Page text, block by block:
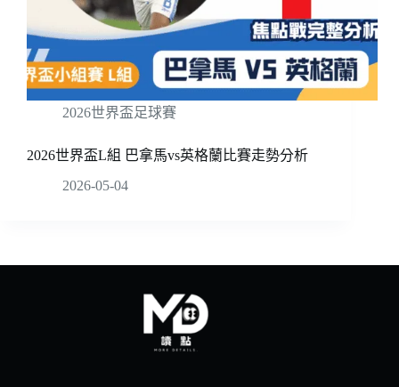
2026世界盃足球賽
2026世界盃L組 巴拿馬vs英格蘭比賽走勢分析
2026-05-04